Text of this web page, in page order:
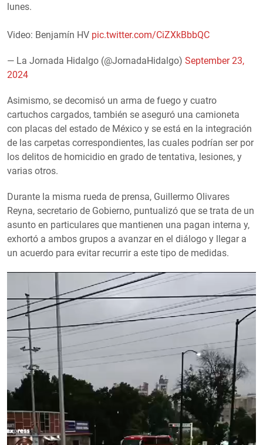
lunes.
Video: Benjamín HV pic.twitter.com/CiZXkBbbQC
— La Jornada Hidalgo (@JornadaHidalgo) September 23,
2024
Asimismo, se decomisó un arma de fuego y cuatro
cartuchos cargados, también se aseguró una camioneta
con placas del estado de México y se está en la integración
de las carpetas correspondientes, las cuales podrían ser por
los delitos de homicidio en grado de tentativa, lesiones, y
varias otros.
Durante la misma rueda de prensa, Guillermo Olivares
Reyna, secretario de Gobierno, puntualizó que se trata de un
asunto en particulares que mantienen una pagan interna y,
exhortó a ambos grupos a avanzar en el diálogo y llegar a
un acuerdo para evitar recurrir a este tipo de medidas.